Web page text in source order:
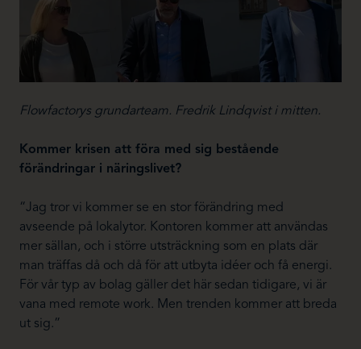
Flowfactorys grundarteam. Fredrik Lindqvist i mitten.
Kommer krisen att föra med sig bestående
förändringar i näringslivet?
“Jag tror vi kommer se en stor förändring med
avseende på lokalytor. Kontoren kommer att användas
mer sällan, och i större utsträckning som en plats där
man träffas då och då för att utbyta idéer och få energi.
För vår typ av bolag gäller det här sedan tidigare, vi är
vana med remote work. Men trenden kommer att breda
ut sig.”